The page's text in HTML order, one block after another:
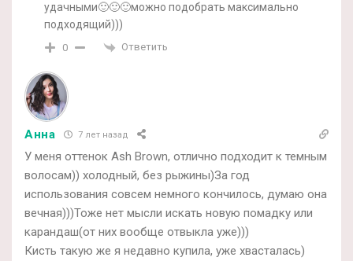
удачными🙂🙂🙂можно подобрать максимально
подходящий)))
0 Ответить
Анна 7 лет назад
У меня оттенок Ash Brown, отлично подходит к темным
волосам)) холодный, без рыжины)За год
использования совсем немного кончилось, думаю она
вечная)))Тоже нет мысли искать новую помадку или
карандаш(от них вообще отвыкла уже)))
Кисть такую же я недавно купила, уже хвасталась)